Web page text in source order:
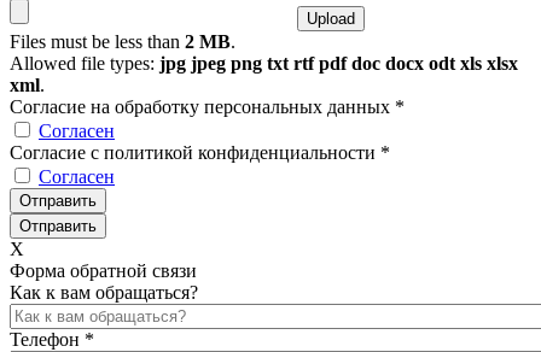
Files must be less than 2 MB.
Allowed file types: jpg jpeg png txt rtf pdf doc docx odt xls xlsx
xml.
Согласие на обработку персональных данных *
Согласен
Согласие с политикой конфиденциальности *
Согласен
X
Форма обратной связи
Как к вам обращаться?
Телефон *